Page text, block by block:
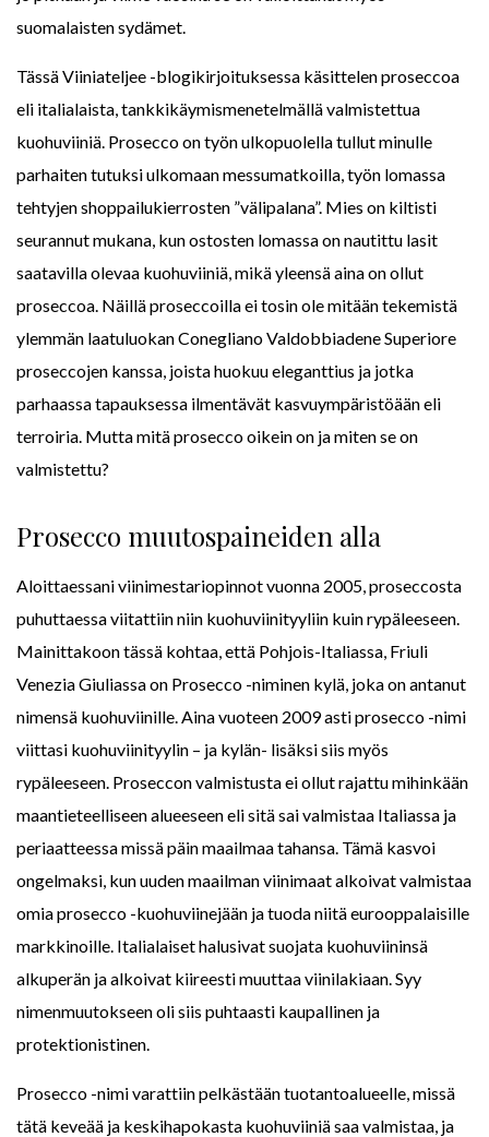
suomalaisten sydämet.
Tässä Viiniateljee -blogikirjoituksessa käsittelen proseccoa
eli italialaista, tankkikäymismenetelmällä valmistettua
kuohuviiniä. Prosecco on työn ulkopuolella tullut minulle
parhaiten tutuksi ulkomaan messumatkoilla, työn lomassa
tehtyjen shoppailukierrosten ”välipalana”. Mies on kiltisti
seurannut mukana, kun ostosten lomassa on nautittu lasit
saatavilla olevaa kuohuviiniä, mikä yleensä aina on ollut
proseccoa. Näillä proseccoilla ei tosin ole mitään tekemistä
ylemmän laatuluokan Conegliano Valdobbiadene Superiore
proseccojen kanssa, joista huokuu eleganttius ja jotka
parhaassa tapauksessa ilmentävät kasvuympäristöään eli
terroiria. Mutta mitä prosecco oikein on ja miten se on
valmistettu?
Prosecco muutospaineiden alla
Aloittaessani viinimestariopinnot vuonna 2005, proseccosta
puhuttaessa viitattiin niin kuohuviinityyliin kuin rypäleeseen.
Mainittakoon tässä kohtaa, että Pohjois-Italiassa, Friuli
Venezia Giuliassa on Prosecco -niminen kylä, joka on antanut
nimensä kuohuviinille. Aina vuoteen 2009 asti prosecco -nimi
viittasi kuohuviinityylin – ja kylän- lisäksi siis myös
rypäleeseen. Proseccon valmistusta ei ollut rajattu mihinkään
maantieteelliseen alueeseen eli sitä sai valmistaa Italiassa ja
periaatteessa missä päin maailmaa tahansa. Tämä kasvoi
ongelmaksi, kun uuden maailman viinimaat alkoivat valmistaa
omia prosecco -kuohuviinejään ja tuoda niitä eurooppalaisille
markkinoille. Italialaiset halusivat suojata kuohuviininsä
alkuperän ja alkoivat kiireesti muuttaa viinilakiaan. Syy
nimenmuutokseen oli siis puhtaasti kaupallinen ja
protektionistinen.
Prosecco -nimi varattiin pelkästään tuotantoalueelle, missä
tätä keveää ja keskihapokasta kuohuviiniä saa valmistaa, ja